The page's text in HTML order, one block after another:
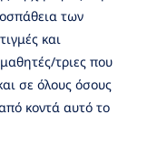
των
και
τριες που
σε όλους όσους
κοντά αυτό το